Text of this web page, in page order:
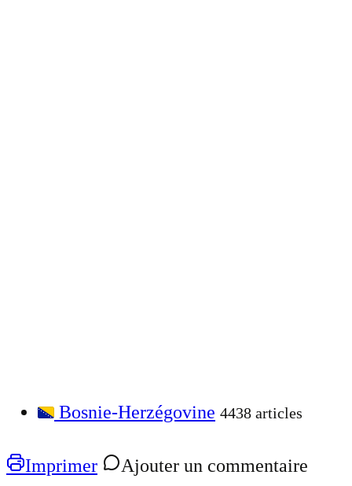
Bosnie-Herzégovine 4438 articles
Imprimer
Ajouter un commentaire